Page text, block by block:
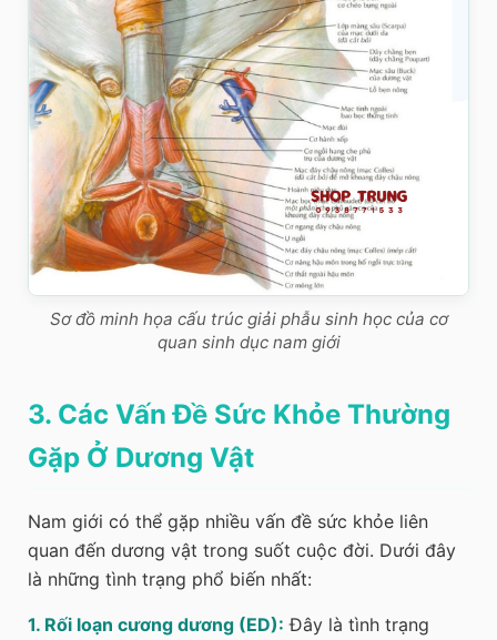
Sơ đồ minh họa cấu trúc giải phẫu sinh học của cơ
quan sinh dục nam giới
3. Các Vấn Đề Sức Khỏe Thường
Gặp Ở Dương Vật
Nam giới có thể gặp nhiều vấn đề sức khỏe liên
quan đến dương vật trong suốt cuộc đời. Dưới đây
là những tình trạng phổ biến nhất:
1. Rối loạn cương dương (ED): Đây là tình trạng